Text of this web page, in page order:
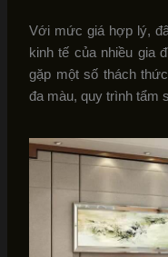
Với mức giá hợp lý,
kinh tế của nhiều gia
gặp một số thách
đa màu, quy trình tẩm